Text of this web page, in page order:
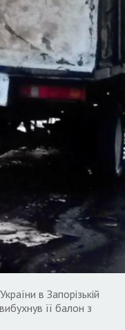
в Запорізькій
її балон з